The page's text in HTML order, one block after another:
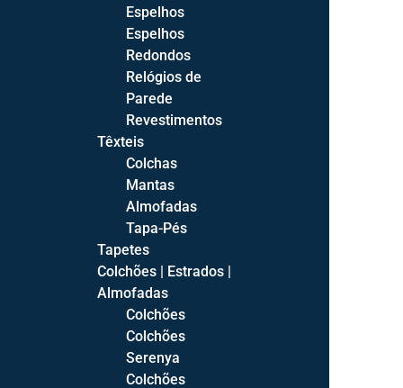
Salas de Estar Completas
Salas de Jantar Completas
Camas Estofadas
Camas de Bébé
Camas Juvenis
Camas de Casal
Camas Compactas
Camas C/Estrado Elevatório
Sommiers
Espelhos
Espelhos
Redondos
Relógios de
Parede
Revestimentos
Têxteis
Colchas
Mantas
Almofadas
Tapa-Pés
Tapetes
Colchões | Estrados |
Almofadas
Colchões
Colchões
Serenya
Colchões